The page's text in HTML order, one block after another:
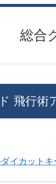
総合
飛行術
イカットキ